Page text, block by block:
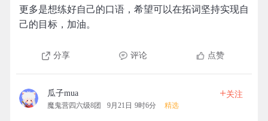
更多是想练好自己的口语，希望可以在拓词坚持实现自
己的目标，加油。
分享 评论 点赞
瓜子mua
魔鬼营四六级8团 9月21日 9时6分 精选
+关注